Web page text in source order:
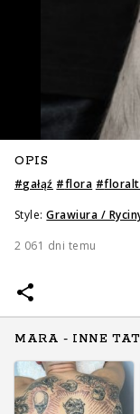
OPIS
#gałąź #flora #
Style: Grawiura /
2 061 dni temu
MARA - INNE